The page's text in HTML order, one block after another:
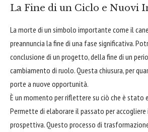
La Fine di un Ciclo e Nuovi
La morte di un simbolo importante come il
preannuncia la fine di una fase significativa.
conclusione di un progetto, della fine di un
cambiamento di ruolo. Questa chiusura, per
porte a nuove opportunità.
È un momento per riflettere su ciò che è stato
Permette di elaborare il passato per
prospettiva. Questo processo di